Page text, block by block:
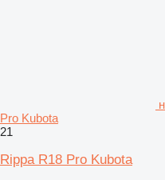
Pro Kubota
21
Rippa R18 Pro Kubota